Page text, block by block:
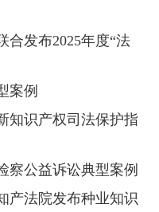
合发布2025年度“法
案例
知识产权司法保护指
察公益诉讼典型案例
产法院发布种业知识